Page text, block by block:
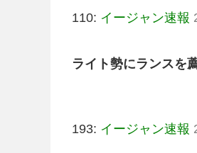
110: イージャン速報
ライト勢にランスを
193: イージャン速報